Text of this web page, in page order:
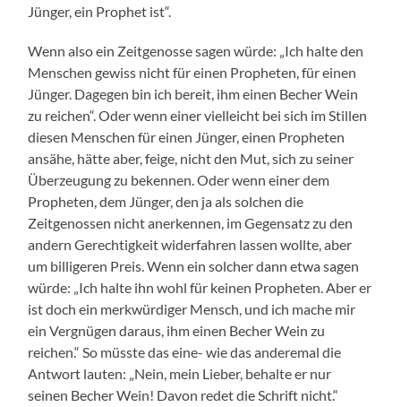
Jünger, ein Prophet ist“.
Wenn also ein Zeitgenosse sagen würde: „Ich halte den
Menschen gewiss nicht für einen Propheten, für einen
Jünger. Dagegen bin ich bereit, ihm einen Becher Wein
zu reichen“. Oder wenn einer vielleicht bei sich im Stillen
diesen Menschen für einen Jünger, einen Propheten
ansähe, hätte aber, feige, nicht den Mut, sich zu seiner
Überzeugung zu bekennen. Oder wenn einer dem
Propheten, dem Jünger, den ja als solchen die
Zeitgenossen nicht anerkennen, im Gegensatz zu den
andern Gerechtigkeit widerfahren lassen wollte, aber
um billigeren Preis. Wenn ein solcher dann etwa sagen
würde: „Ich halte ihn wohl für keinen Propheten. Aber er
ist doch ein merkwürdiger Mensch, und ich mache mir
ein Vergnügen daraus, ihm einen Becher Wein zu
reichen.“ So müsste das eine- wie das anderemal die
Antwort lauten: „Nein, mein Lieber, behalte er nur
seinen Becher Wein! Davon redet die Schrift nicht.“